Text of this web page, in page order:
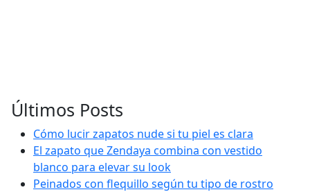
Últimos Posts
Cómo lucir zapatos nude si tu piel es clara
El zapato que Zendaya combina con vestido
blanco para elevar su look
Peinados con flequillo según tu tipo de rostro